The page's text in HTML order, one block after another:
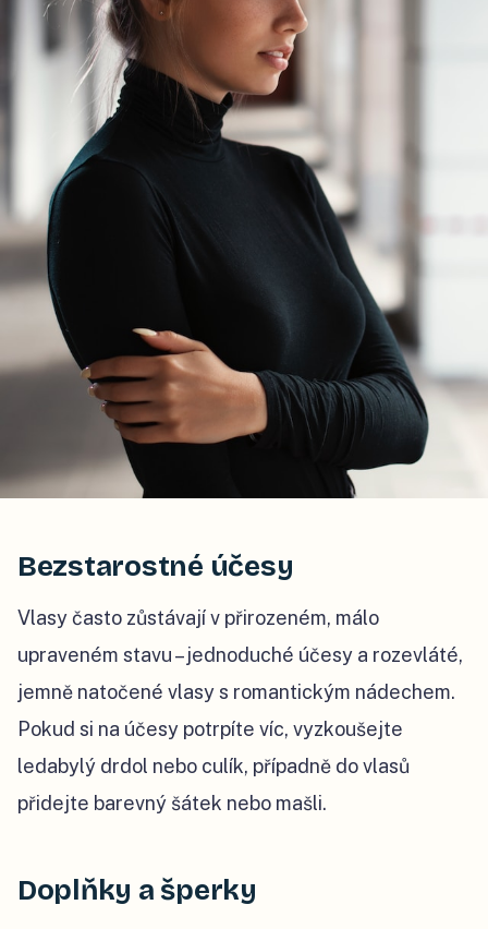
Bezstarostné účesy
Vlasy často zůstávají v přirozeném, málo
upraveném stavu – jednoduché účesy a rozevláté,
jemně natočené vlasy s romantickým nádechem.
Pokud si na účesy potrpíte víc, vyzkoušejte
ledabylý drdol nebo culík, případně do vlasů
přidejte barevný šátek nebo mašli.
Doplňky a šperky